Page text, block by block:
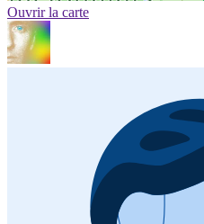
Ouvrir la carte